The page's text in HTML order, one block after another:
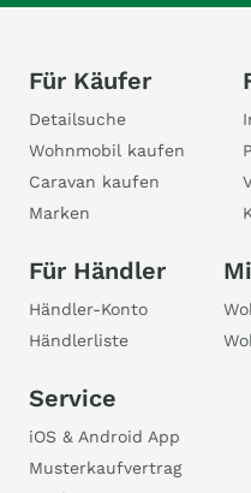
Für Käufer
Detailsuche
Wohnmobil kaufen
Caravan kaufen
Marken
Für Händler
Händler-Konto
Händlerliste
Service
iOS & Android App
Musterkaufvertrag